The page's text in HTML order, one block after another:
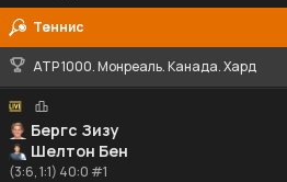
Теннис
ATP 1000. Монреаль. Канада. Хард
Бергс Зизу
Шелтон Бен
(3:6, 1:1) 40:0 #1